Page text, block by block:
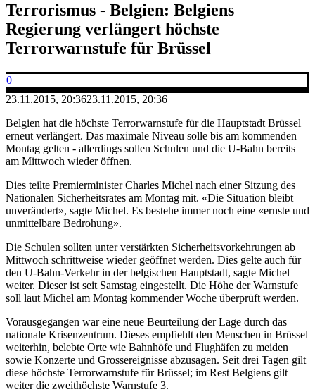
Terrorismus - Belgien: Belgiens
Regierung verlängert höchste
Terrorwarnstufe für Brüssel
0
23.11.2015, 20:3623.11.2015, 20:36
Belgien hat die höchste Terrorwarnstufe für die Hauptstadt Brüssel
erneut verlängert. Das maximale Niveau solle bis am kommenden
Montag gelten - allerdings sollen Schulen und die U-Bahn bereits
am Mittwoch wieder öffnen.
Dies teilte Premierminister Charles Michel nach einer Sitzung des
Nationalen Sicherheitsrates am Montag mit. «Die Situation bleibt
unverändert», sagte Michel. Es bestehe immer noch eine «ernste und
unmittelbare Bedrohung».
Die Schulen sollten unter verstärkten Sicherheitsvorkehrungen ab
Mittwoch schrittweise wieder geöffnet werden. Dies gelte auch für
den U-Bahn-Verkehr in der belgischen Hauptstadt, sagte Michel
weiter. Dieser ist seit Samstag eingestellt. Die Höhe der Warnstufe
soll laut Michel am Montag kommender Woche überprüft werden.
Vorausgegangen war eine neue Beurteilung der Lage durch das
nationale Krisenzentrum. Dieses empfiehlt den Menschen in Brüssel
weiterhin, belebte Orte wie Bahnhöfe und Flughäfen zu meiden
sowie Konzerte und Grossereignisse abzusagen. Seit drei Tagen gilt
diese höchste Terrorwarnstufe für Brüssel; im Rest Belgiens gilt
weiter die zweithöchste Warnstufe 3.